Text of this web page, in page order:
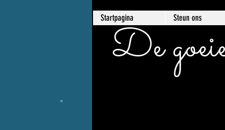
Startpagina Steun ons
De